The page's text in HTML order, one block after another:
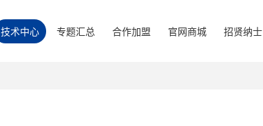
技术中心 专题汇总 合作加盟 官网商城 招贤纳士